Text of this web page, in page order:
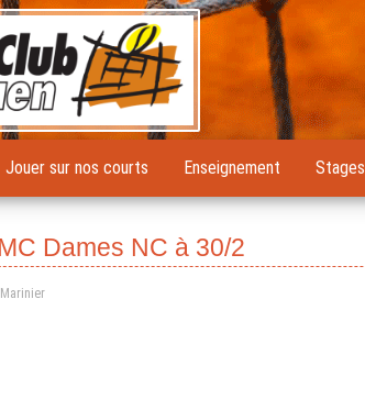
Jouer sur nos courts Enseignement Stages
Dames NC à 30/2